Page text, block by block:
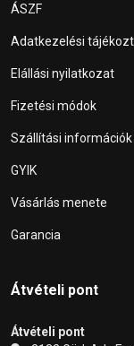
ÁSZF
Adatkezelési
Elállási nyilatkozat
Fizetési módok
Szállítási információk
GYIK
Vásárlás menete
Garancia
Átvételi pont
Átvételi pont